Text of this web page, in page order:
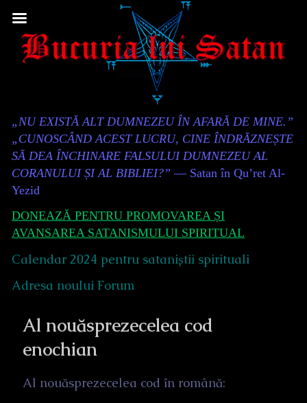
to
Content
Header
„NU EXISTĂ ALT DUMNEZEU ÎN AFARĂ DE MINE.”
„CUNOSCÂND ACEST LUCRU, CINE ÎNDRĂZNEȘTE
SĂ DEA ÎNCHINARE FALSULUI DUMNEZEU AL
CORANULUI ȘI AL BIBLIEI?” — Satan în Qu’ret Al-
Yezid
DONEAZĂ PENTRU PROMOVAREA ȘI
AVANSAREA SATANISMULUI SPIRITUAL
Calendar 2024 pentru sataniștii spirituali
Adresa noului Forum
Al nouăsprezecelea cod
enochian
Al nouăsprezecelea cod în română: